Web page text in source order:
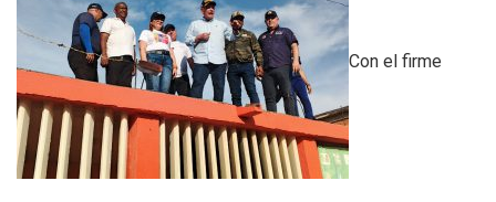
Con el firme